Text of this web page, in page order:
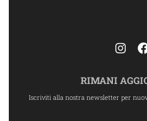
RIMANI
Iscriviti alla nostra newsletter per